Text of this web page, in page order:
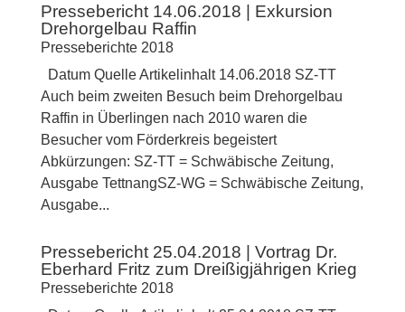
Pressebericht 14.06.2018 | Exkursion
Drehorgelbau Raffin
Presseberichte 2018
Datum Quelle Artikelinhalt 14.06.2018 SZ-TT
Auch beim zweiten Besuch beim Drehorgelbau
Raffin in Überlingen nach 2010 waren die
Besucher vom Förderkreis begeistert
Abkürzungen: SZ-TT = Schwäbische Zeitung,
Ausgabe TettnangSZ-WG = Schwäbische Zeitung,
Ausgabe...
Pressebericht 25.04.2018 | Vortrag Dr.
Eberhard Fritz zum Dreißigjährigen Krieg
Presseberichte 2018